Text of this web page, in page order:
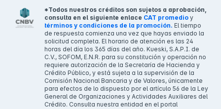
*Todos nuestros créditos son sujetos a aprobación,
consulta en el siguiente enlace CAT promedio y
términos y condiciones de la promoción. El tiempo
de respuesta comienza una vez que hayas enviado la
solicitud completa. El horario de atención es las 24
horas del día los 365 días del año. Kueski, S.A.P.I. de
C.V., SOFOM, E.N.R. para su constitución y operación no
requiere autorización de la Secretaría de Hacienda y
Crédito Público, y está sujeta a la supervisión de la
Comisión Nacional Bancaria y de Valores, únicamente
para efectos de lo dispuesto por el artículo 56 de la Ley
General de Organizaciones y Actividades Auxiliares del
Crédito. Consulta nuestra entidad en el portal